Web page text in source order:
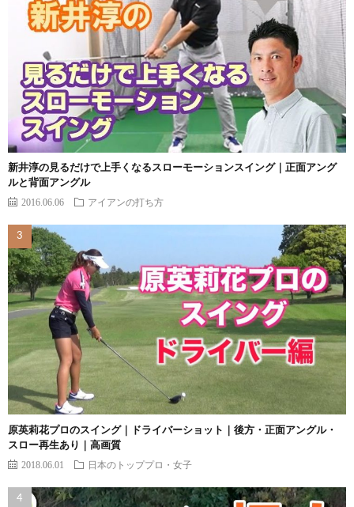
新井淳の見るだけで上手くなるスローモーションスイング｜正面アング
ルと背面アングル
2016.06.06 アイアンの打ち方
原英莉花プロのスイング｜ドライバーショット｜後方・正面アングル・
スロー再生あり｜高画質
2018.06.01 日本のトッププロ・女子